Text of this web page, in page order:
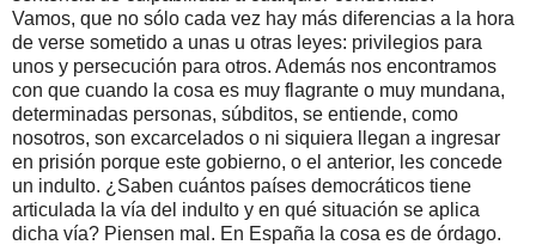
Vamos, que no sólo cada vez hay más diferencias a la hora
de verse sometido a unas u otras leyes: privilegios para
unos y persecución para otros. Además nos encontramos
con que cuando la cosa es muy flagrante o muy mundana,
determinadas personas, súbditos, se entiende, como
nosotros, son excarcelados o ni siquiera llegan a ingresar
en prisión porque este gobierno, o el anterior, les concede
un indulto. ¿Saben cuántos países democráticos tiene
articulada la vía del indulto y en qué situación se aplica
dicha vía? Piensen mal. En España la cosa es de órdago.